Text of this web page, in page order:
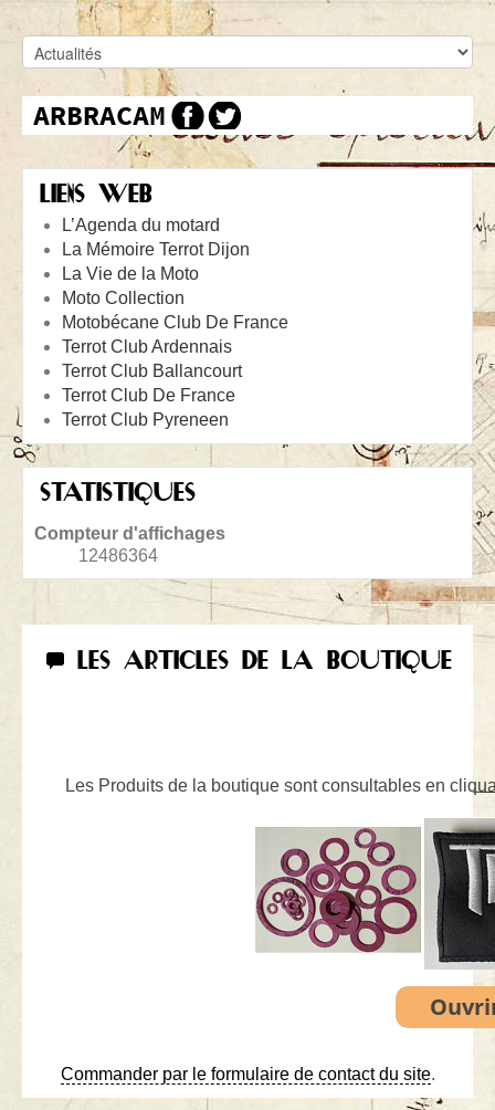
LIENS WEB
L’Agenda du motard
La Mémoire Terrot Dijon
La Vie de la Moto
Moto Collection
Motobécane Club De France
Terrot Club Ardennais
Terrot Club Ballancourt
Terrot Club De France
Terrot Club Pyreneen
STATISTIQUES
Compteur d'affichages
12486364
LES ARTICLES DE LA BOUTIQUE
Les Produits de la boutique sont consultables en
Commander par le formulaire de contact du site.